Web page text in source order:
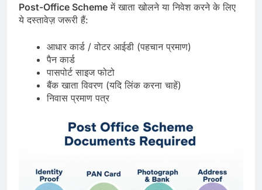
Post-Office Scheme में खाता खोलने या निवेश करने के लिए
ये दस्तावेज़ जरूरी हैं:
आधार कार्ड / वोटर आईडी (पहचान प्रमाण)
पैन कार्ड
पासपोर्ट साइज फोटो
बैंक खाता विवरण (यदि लिंक करना चाहें)
निवास प्रमाण पत्र